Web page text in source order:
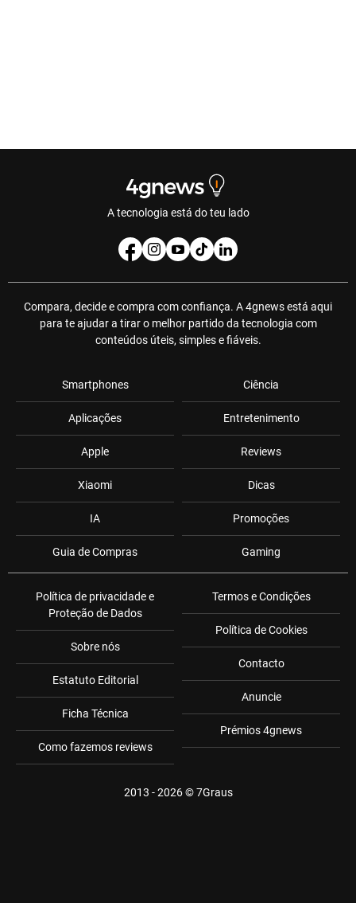
A tecnologia está do teu lado
Compara, decide e compra com confiança. A 4gnews está aqui
para te ajudar a tirar o melhor partido da tecnologia com
conteúdos úteis, simples e fiáveis.
Smartphones
Aplicações
Apple
Xiaomi
IA
Guia de Compras
Ciência
Entretenimento
Reviews
Dicas
Promoções
Gaming
Política de privacidade e
Proteção de Dados
Sobre nós
Estatuto Editorial
Ficha Técnica
Como fazemos reviews
Termos e Condições
Política de Cookies
Contacto
Anuncie
Prémios 4gnews
2013 - 2026 ©7Graus